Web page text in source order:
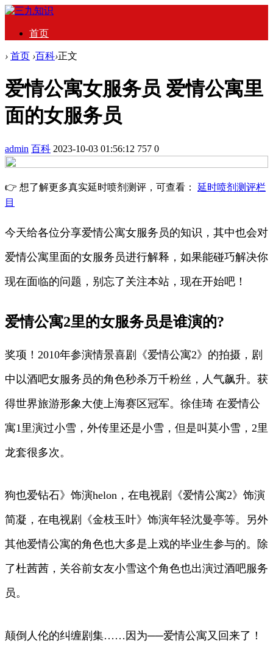
首页
› 首页 ›百科›正文
爱情公寓女服务员 爱情公寓里
面的女服务员
admin 百科 2023-10-03 01:56:12 757 0
👉 想了解更多真实延时喷剂测评，可查看： 延时喷剂测评栏
目
今天给各位分享爱情公寓女服务员的知识，其中也会对
爱情公寓里面的女服务员进行解释，如果能碰巧解决你
现在面临的问题，别忘了关注本站，现在开始吧！
爱情公寓2里的女服务员是谁演的?
奖项！2010年参演情景喜剧《爱情公寓2》的拍摄，剧
中以酒吧女服务员的角色秒杀万千粉丝，人气飙升。获
得世界旅游形象大使上海赛区冠军。徐佳琦 在爱情公
寓1里演过小雪，外传里还是小雪，但是叫莫小雪，2里
龙套很多次。
狗也爱钻石》饰演helon，在电视剧《爱情公寓2》饰演
简凝，在电视剧《金枝玉叶》饰演年轻沈曼亭等。另外
其他爱情公寓的角色也大多是上戏的毕业生参与的。除
了杜茜茜，关谷前女友小雪这个角色也出演过酒吧服务
员。
颠倒人伦的纠缠剧集……因为──爱情公寓又回来了！